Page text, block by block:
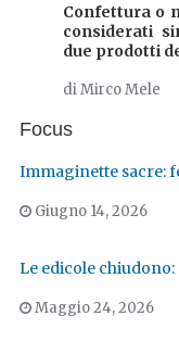
Confettura o
considerati
due prodotti
di Mirco Mele
Focus
Immaginette sacre:
Giugno 14, 2026
Le edicole chiudono:
Maggio 24, 2026